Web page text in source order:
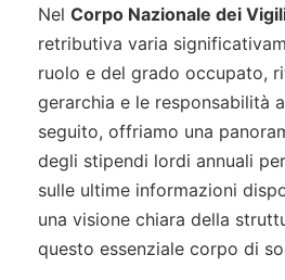
Nel Corpo Nazionale dei
retributiva varia
ruolo e del grado occupato,
gerarchia e le responsabilità
seguito, offriamo una
degli stipendi lordi annuali
sulle ultime informazioni
una visione chiara della
questo essenziale corpo di